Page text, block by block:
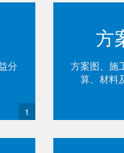
分
1
方
方案图、施
算、材料